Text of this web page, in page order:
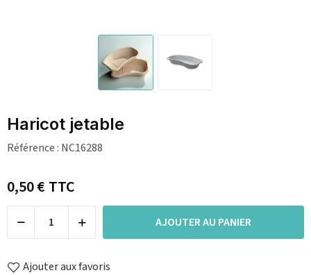
Haricot jetable
Référence : NC16288
0,50 €TTC
AJOUTER AU PANIER
Ajouter aux favoris